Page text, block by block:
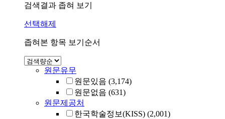
검색결과 좁혀 보기
선택해제
좁혀본 항목 보기순서
원문유무
원문있음 (3,174)
원문없음 (631)
원문제공처
한국학술정보(KISS) (2,001)